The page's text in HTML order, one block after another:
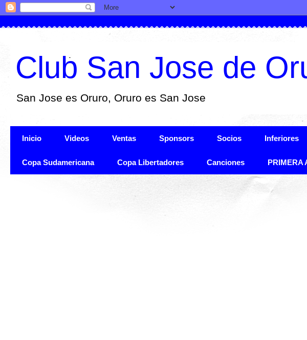
Club San Jose de
San Jose es Oruro, Oruro es San Jose
Inicio Videos Ventas Sponsors Socios Inferiores
Copa Sudamericana Copa Libertadores Canciones PRIMERA